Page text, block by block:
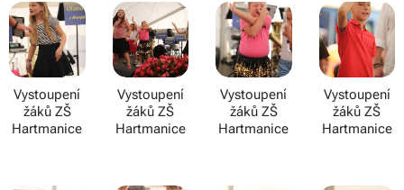
Vystoupení
žáků ZŠ
Hartmanice
Vystoupení
žáků ZŠ
Hartmanice
Vystoupení
žáků ZŠ
Hartmanice
Vystoupení
žáků ZŠ
Hartmanice